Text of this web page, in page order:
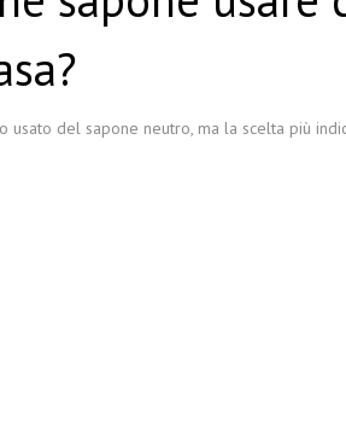
usato del sapone neutro, ma la scelta più